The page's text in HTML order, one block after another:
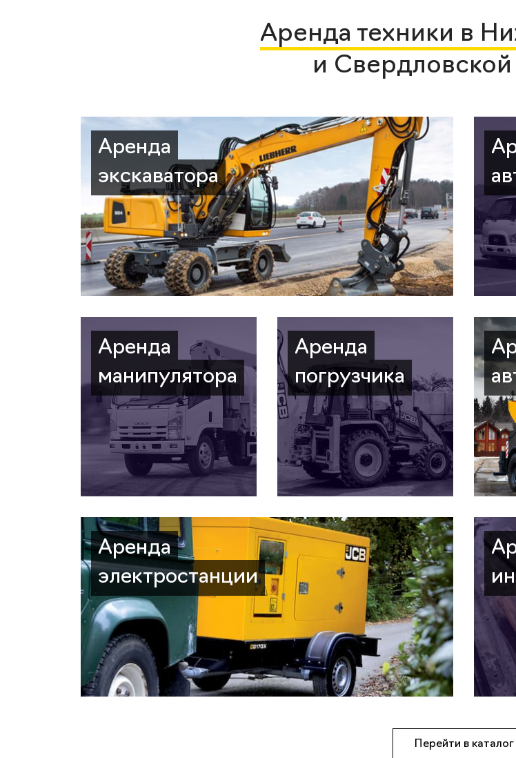
Аренда техники в
и Свердловской
Аренда
экскаватора
Аренда
манипулятора
Аренда
погрузчика
Аренда
электростанции
Перейти в каталог